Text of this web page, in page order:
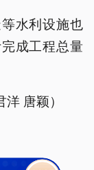
水利设施也
成工程总量
唐颖）